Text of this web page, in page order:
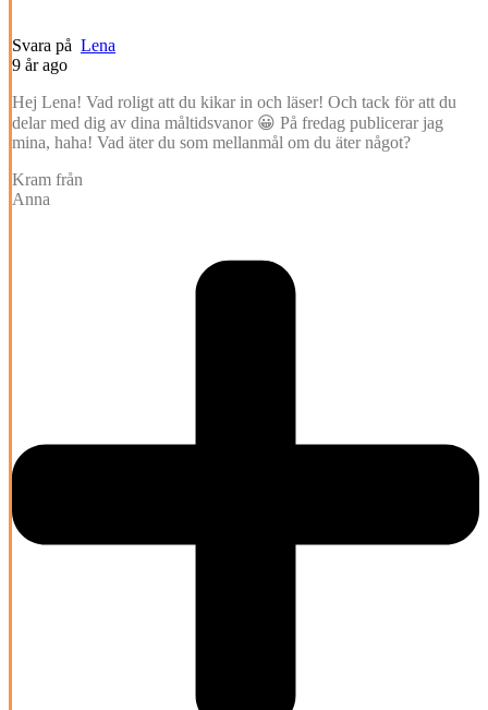
Svara på Lena
9 år ago
Hej Lena! Vad roligt att du kikar in och läser! Och tack för att du
delar med dig av dina måltidsvanor 😀 På fredag publicerar jag
mina, haha! Vad äter du som mellanmål om du äter något?
Kram från
Anna